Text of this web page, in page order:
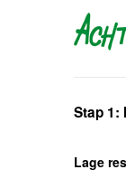
Stap 1:
Lage